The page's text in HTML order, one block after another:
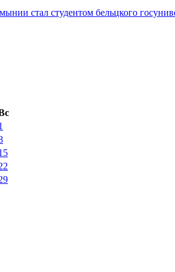
стал студентом бельцкого